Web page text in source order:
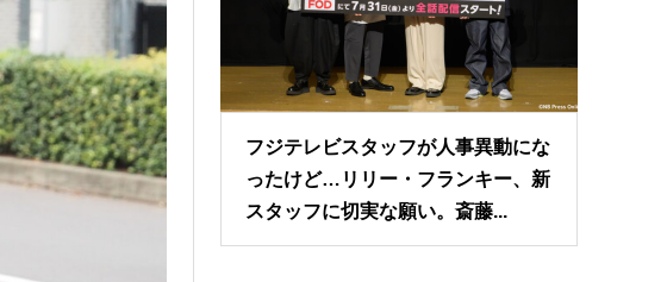
フジテレビスタッフが人事異動にな
ったけど…リリー・フランキー、新
スタッフに切実な願い。斎藤...